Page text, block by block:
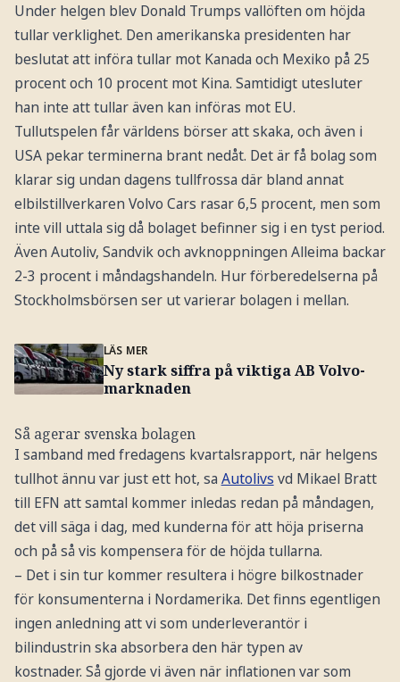
Under helgen blev Donald Trumps vallöften om höjda
tullar verklighet. Den amerikanska presidenten har
beslutat att införa tullar mot Kanada och Mexiko på 25
procent och 10 procent mot Kina. Samtidigt utesluter
han inte att tullar även kan införas mot EU.
Tullutspelen får världens börser att skaka, och även i
USA pekar terminerna brant nedåt. Det är få bolag som
klarar sig undan dagens tullfrossa där bland annat
elbilstillverkaren Volvo Cars rasar 6,5 procent, men som
inte vill uttala sig då bolaget befinner sig i en tyst period.
Även Autoliv, Sandvik och avknoppningen Alleima backar
2-3 procent i måndagshandeln. Hur förberedelserna på
Stockholmsbörsen ser ut varierar bolagen i mellan.
LÄS MER
Ny stark siffra på viktiga AB Volvo-
marknaden
Så agerar svenska bolagen
I samband med fredagens kvartalsrapport, när helgens
tullhot ännu var just ett hot, sa Autolivs vd Mikael Bratt
till EFN att samtal kommer inledas redan på måndagen,
det vill säga i dag, med kunderna för att höja priserna
och på så vis kompensera för de höjda tullarna.
– Det i sin tur kommer resultera i högre bilkostnader
för konsumenterna i Nordamerika. Det finns egentligen
ingen anledning att vi som underleverantör i
bilindustrin ska absorbera den här typen av
kostnader. Så gjorde vi även när inflationen var som